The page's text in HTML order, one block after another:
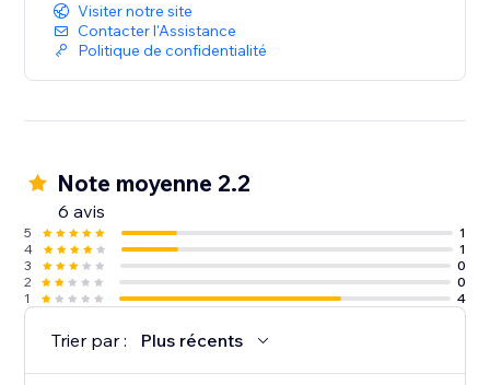
Visiter notre site
Contacter l'Assistance
Politique de confidentialité
Note moyenne 2.2
6 avis
5
1
4
1
3
0
2
0
1
4
Trier par : Plus récents